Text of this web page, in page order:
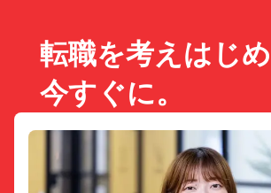
転職を考えはじめ
今すぐに。